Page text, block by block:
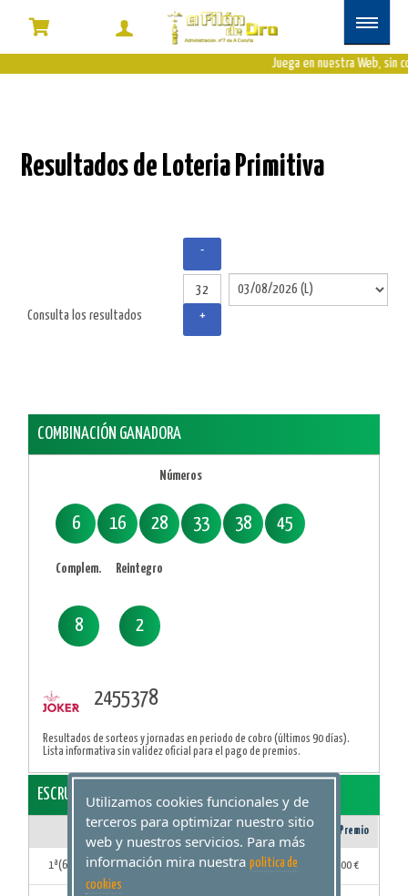
Juega en nuestra Web, sin
Resultados de Loteria Primitiva
Consulta los resultados
-
+
COMBINACIÓN GANADORA
Números
6 16 28 33 38 45
Complem.
8
Reintegro
2
2455378
Resultados de sorteos y jornadas en periodo de cobro (últimos 90 días).
Lista informativa sin validez oficial para el pago de premios.
ESCRUTINIO
Aciertos Acertantes Importe Premio
1ª(6 Aciertos) 0 0,00 €
Utilizamos cookies funcionales y de
terceros para optimizar nuestro sitio
web y nuestros servicios. Para más
información mira nuestra politica de
cookies